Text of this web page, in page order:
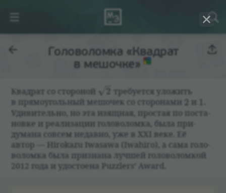
Головоломка «Квадрат
в мешочке»
Квад­рат со сто­ро­ной \sqrt{2}
тре­бу­ется уложить
в прямо­уголь­ный мешо­чек со сто­ро­нами 22 и 1
Уди­ви­тельно, но эта изящ­ная, про­стая по поста­
новке и реа­ли­за­ции голо­во­ломка, была при­
думана совсем недавно, уже в XXI веке. Её
автор — Hirokazu Iwasawa (Iwahiro), а сама голо­
во­ломка была при­знана лучшей голо­во­лом­кой
2012 года и удо­сто­ена Puzzlers’ Award.